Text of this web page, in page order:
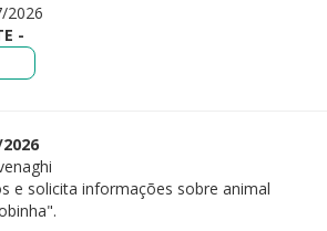
2026
-
e solicita informações sobre animal